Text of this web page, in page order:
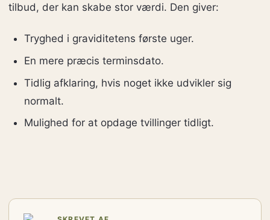
tilbud, der kan skabe stor værdi. Den giver:
Tryghed i graviditetens første uger.
En mere præcis terminsdato.
Tidlig afklaring, hvis noget ikke udvikler sig
normalt.
Mulighed for at opdage tvillinger tidligt.